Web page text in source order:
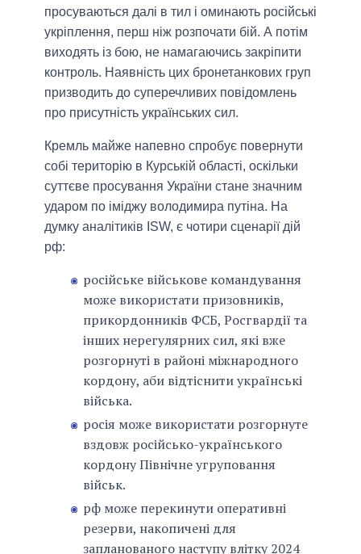
просуваються далі в тил і оминають російські
укріплення, перш ніж розпочати бій. А потім
виходять із бою, не намагаючись закріпити
контроль. Наявність цих бронетанкових груп
призводить до суперечливих повідомлень
про присутність українських сил.
Кремль майже напевно спробує повернути
собі територію в Курській області, оскільки
суттєве просування України стане значним
ударом по іміджу володимира путіна. На
думку аналітиків ISW, є чотири сценарії дій
рф:
російське військове командування
може використати призовників,
прикордонників ФСБ, Росгвардії та
інших нерегулярних сил, які вже
розгорнуті в районі міжнародного
кордону, аби відтіснити українські
війська.
росія може використати розгорнуте
вздовж російсько-українського
кордону Північне угруповання
військ.
рф може перекинути оперативні
резерви, накопичені для
запланованого наступу влітку 2024